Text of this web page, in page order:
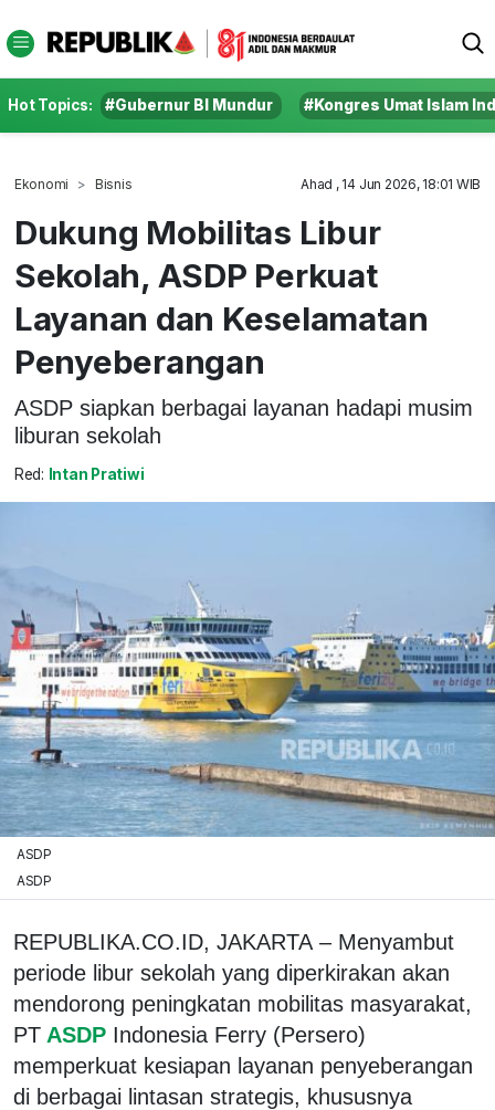
Hot Topics: #Gubernur BI Mundur #Kongres Umat Islam
Ekonomi Bisnis Ahad , 14 Jun 2026, 18:01 WIB
Dukung Mobilitas Libur
Sekolah, ASDP Perkuat
Layanan dan Keselamatan
Penyeberangan
ASDP siapkan berbagai layanan hadapi musim
liburan sekolah
Red: Intan Pratiwi
ASDP
ASDP
REPUBLIKA.CO.ID, JAKARTA – Menyambut
periode libur sekolah yang diperkirakan akan
mendorong peningkatan mobilitas masyarakat,
PT ASDP Indonesia Ferry (Persero)
memperkuat kesiapan layanan penyeberangan
di berbagai lintasan strategis, khususnya